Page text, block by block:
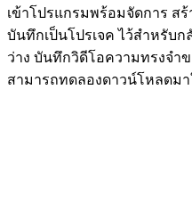
เข้าโปรแกรมพร้อมจัดการ ส
บันทึกเป็นโปรเจค ไว้สำหรับ
ว่าง บันทึกวิดีโอความทรงจำ
สามารถทดลองดาวน์โหลดมา